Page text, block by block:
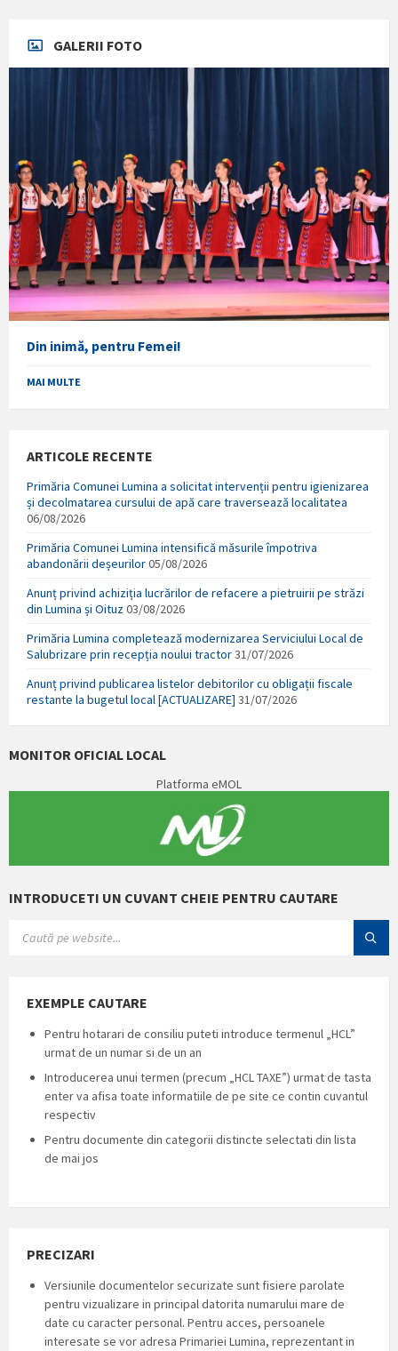
GALERII FOTO
Din inimă, pentru Femei!
MAI MULTE
ARTICOLE RECENTE
Primăria Comunei Lumina a solicitat intervenții pentru igienizarea
și decolmatarea cursului de apă care traversează localitatea
06/08/2026
Primăria Comunei Lumina intensifică măsurile împotriva
abandonării deșeurilor05/08/2026
Anunț privind achiziția lucrărilor de refacere a pietruirii pe străzi
din Lumina și Oituz03/08/2026
Primăria Lumina completează modernizarea Serviciului Local de
Salubrizare prin recepția noului tractor31/07/2026
Anunț privind publicarea listelor debitorilor cu obligații fiscale
restante la bugetul local [ACTUALIZARE] 31/07/2026
MONITOR OFICIAL LOCAL
Platforma eMOL
INTRODUCETI UN CUVANT CHEIE PENTRU CAUTARE
EXEMPLE CAUTARE
Pentru hotarari de consiliu puteti introduce termenul „HCL”
urmat de un numar si de un an
Introducerea unui termen (precum „HCL TAXE”) urmat de tasta
enter va afisa toate informatiile de pe site ce contin cuvantul
respectiv
Pentru documente din categorii distincte selectati din lista
de mai jos
PRECIZARI
Versiunile documentelor securizate sunt fisiere parolate
pentru vizualizare in principal datorita numarului mare de
date cu caracter personal. Pentru acces, persoanele
interesate se vor adresa Primariei Lumina, reprezentant in